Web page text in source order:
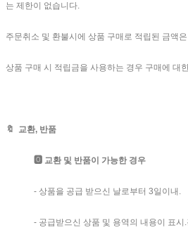
는 제한이 없습니다.
주문취소 및 환불시에 상품 구매로 적립된 금액
상품 구매 시 적립금을 사용하는 경우 구매에 대
🔖 교환, 반품
🅾️ 교환 및 반품이 가능한 경우
- 상품을 공급 받으신 날로부터 3일이내.
- 공급받으신 상품 및 용역의 내용이 표시